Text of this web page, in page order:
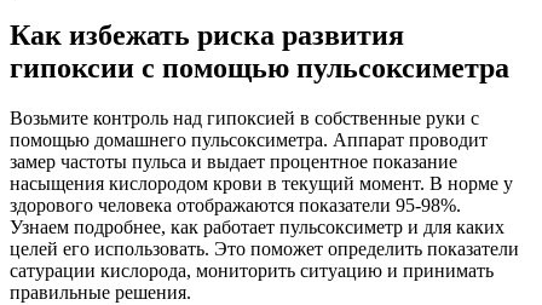
Как избежать риска развития
гипоксии с помощью пульсоксиметра
Возьмите контроль над гипоксией в собственные руки с
помощью домашнего пульсоксиметра. Аппарат проводит
замер частоты пульса и выдает процентное показание
насыщения кислородом крови в текущий момент. В норме у
здорового человека отображаются показатели 95-98%.
Узнаем подробнее, как работает пульсоксиметр и для каких
целей его использовать. Это поможет определить показатели
сатурации кислорода, мониторить ситуацию и принимать
правильные решения.